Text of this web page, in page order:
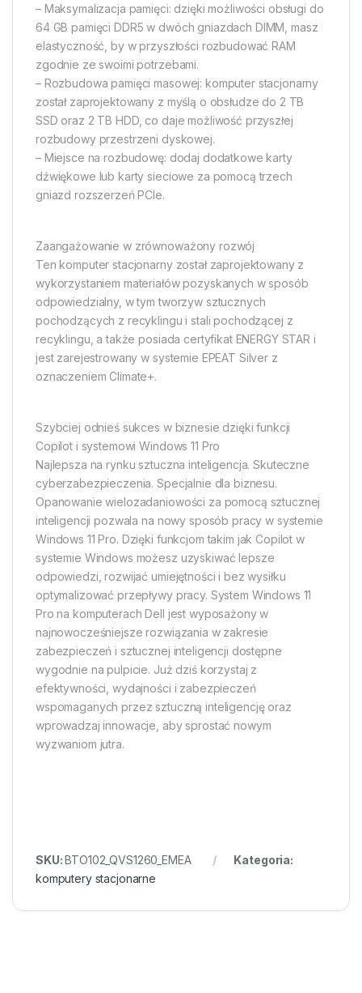
– Maksymalizacja pamięci: dzięki możliwości obsługi do
64 GB pamięci DDR5 w dwóch gniazdach DIMM, masz
elastyczność, by w przyszłości rozbudować RAM
zgodnie ze swoimi potrzebami.
– Rozbudowa pamięci masowej: komputer stacjonarny
został zaprojektowany z myślą o obsłudze do 2 TB
SSD oraz 2 TB HDD, co daje możliwość przyszłej
rozbudowy przestrzeni dyskowej.
– Miejsce na rozbudowę: dodaj dodatkowe karty
dźwiękowe lub karty sieciowe za pomocą trzech
gniazd rozszerzeń PCIe.
Zaangażowanie w zrównoważony rozwój
Ten komputer stacjonarny został zaprojektowany z
wykorzystaniem materiałów pozyskanych w sposób
odpowiedzialny, w tym tworzyw sztucznych
pochodzących z recyklingu i stali pochodzącej z
recyklingu, a także posiada certyfikat ENERGY STAR i
jest zarejestrowany w systemie EPEAT Silver z
oznaczeniem Climate+.
Szybciej odnieś sukces w biznesie dzięki funkcji
Copilot i systemowi Windows 11 Pro
Najlepsza na rynku sztuczna inteligencja. Skuteczne
cyberzabezpieczenia. Specjalnie dla biznesu.
Opanowanie wielozadaniowości za pomocą sztucznej
inteligencji pozwala na nowy sposób pracy w systemie
Windows 11 Pro. Dzięki funkcjom takim jak Copilot w
systemie Windows możesz uzyskiwać lepsze
odpowiedzi, rozwijać umiejętności i bez wysiłku
optymalizować przepływy pracy. System Windows 11
Pro na komputerach Dell jest wyposażony w
najnowocześniejsze rozwiązania w zakresie
zabezpieczeń i sztucznej inteligencji dostępne
wygodnie na pulpicie. Już dziś korzystaj z
efektywności, wydajności i zabezpieczeń
wspomaganych przez sztuczną inteligencję oraz
wprowadzaj innowacje, aby sprostać nowym
wyzwaniom jutra.
SKU:BTO102_QVS1260_EMEA
Kategoria:
komputery stacjonarne